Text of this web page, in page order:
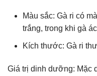
Màu sắc: Gà ri có
trắng, trong khi gà
Kích thước: Gà ri
Giá trị dinh dưỡng: Mặc